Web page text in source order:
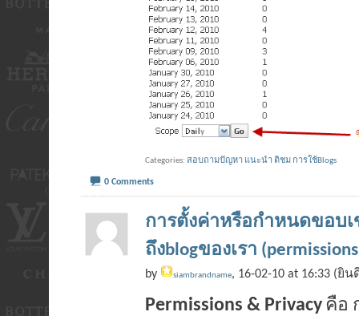
Categories สอบถามปัญหา แนะนำ ติชม การใช้Blogs
0 Comments
การตั้งค่าหรือกำหนดขอบ
ถึงblogของเรา
by siambrandname, 16-02-10 at 16:33 (ยิ
Permissions & Privacy คือ